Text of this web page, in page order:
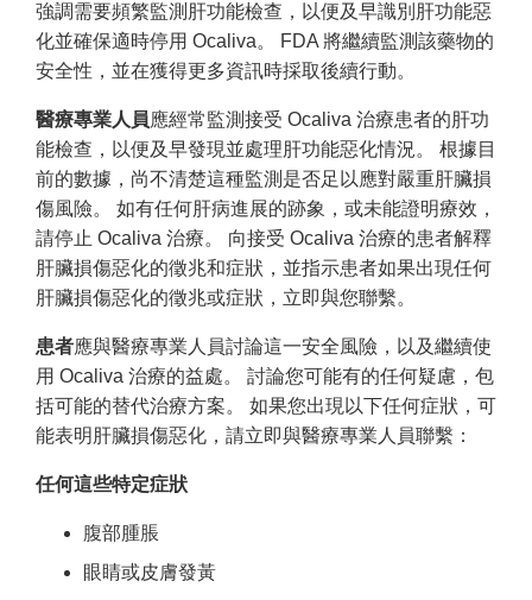
強調需要頻繁監測肝功能檢查，以便及早識別肝功能惡
化並確保適時停用 Ocaliva。 FDA 將繼續監測該藥物的
安全性，並在獲得更多資訊時採取後續行動。
醫療專業人員應經常監測接受 Ocaliva 治療患者的肝功
能檢查，以便及早發現並處理肝功能惡化情況。 根據目
前的數據，尚不清楚這種監測是否足以應對嚴重肝臟損
傷風險。 如有任何肝病進展的跡象，或未能證明療效，
請停止 Ocaliva 治療。 向接受 Ocaliva 治療的患者解釋
肝臟損傷惡化的徵兆和症狀，並指示患者如果出現任何
肝臟損傷惡化的徵兆或症狀，立即與您聯繫。
患者應與醫療專業人員討論這一安全風險，以及繼續使
用 Ocaliva 治療的益處。 討論您可能有的任何疑慮，包
括可能的替代治療方案。 如果您出現以下任何症狀，可
能表明肝臟損傷惡化，請立即與醫療專業人員聯繫：
任何這些特定症狀
腹部腫脹
眼睛或皮膚發黃